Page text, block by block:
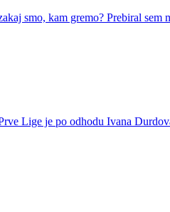
smo, kam gremo? Prebiral
Lige je po odhodu Ivana